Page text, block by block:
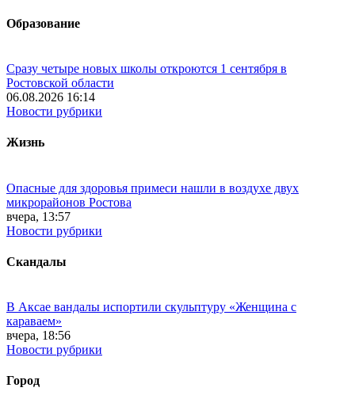
Образование
Сразу четыре новых школы откроются 1 сентября в
Ростовской области
06.08.2026 16:14
Новости рубрики
Жизнь
Опасные для здоровья примеси нашли в воздухе двух
микрорайонов Ростова
вчера, 13:57
Новости рубрики
Скандалы
В Аксае вандалы испортили скульптуру «Женщина с
караваем»
вчера, 18:56
Новости рубрики
Город